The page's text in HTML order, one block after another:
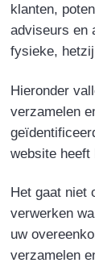
klanten,
adviseurs en
fysieke,
Hieronder
verzamelen
website heeft
Het gaat niet
verwerken
uw
verzamelen